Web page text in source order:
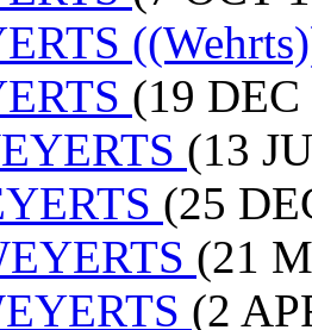
(19
(13
(25
(21
(2